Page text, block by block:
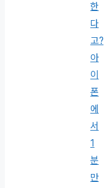
한
다
고?
아
이
폰
에
서
1
분
만